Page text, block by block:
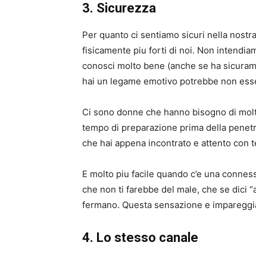
3. Sicurezza
Per quanto ci sentiamo sicuri nella
fisicamente piu forti di noi. Non
conosci molto bene (anche se ha
hai un legame emotivo potrebbe non
Ci sono donne che hanno bisogno di
tempo di preparazione prima della
che hai appena incontrato e attento con
E molto piu facile quando c’e una
che non ti farebbe del male, che se dici
fermano. Questa sensazione e
4. Lo stesso canale